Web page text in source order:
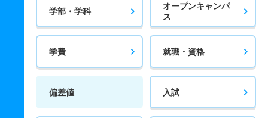
学部・学科
オープンキャンパ
ス
学費 就職・資格
偏差値 入試